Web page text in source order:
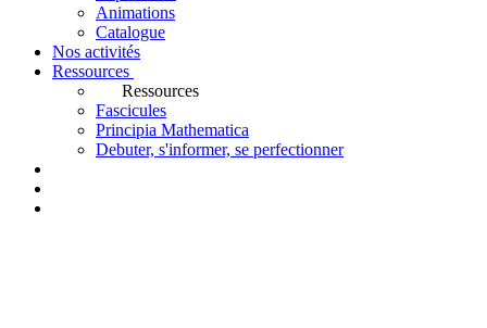
Animations
Catalogue
Nos activités
Ressources
Ressources
Fascicules
Principia Mathematica
Debuter, s'informer, se perfectionner